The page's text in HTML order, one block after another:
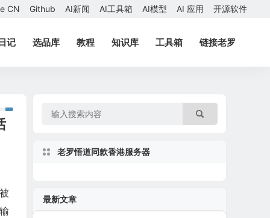
CN Github AI新闻 AI工具箱 AI模型 AI 应用 开源软件
记 选品库 教程 知识库 工具箱 链接老罗
老罗悟道同款香港服务器
最新文章